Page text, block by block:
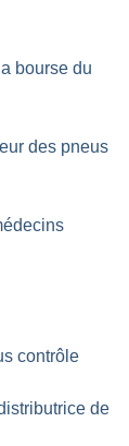
bourse du
des pneus
contrôle
de